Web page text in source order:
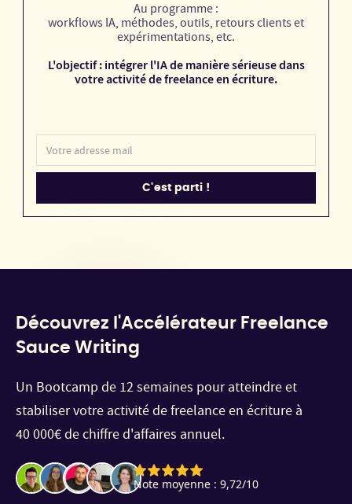
Au programme :
workflows IA, méthodes, outils, retours clients et
expérimentations, etc.
L'objectif : intégrer l'IA de manière sérieuse dans
votre activité de freelance en écriture.
Découvrez l'Accélérateur Freelance
Sauce Writing
Un Bootcamp de 12 semaines pour atteindre et
stabiliser votre activité de freelance en écriture à
40 000€ de chiffre d'affaires annuel.